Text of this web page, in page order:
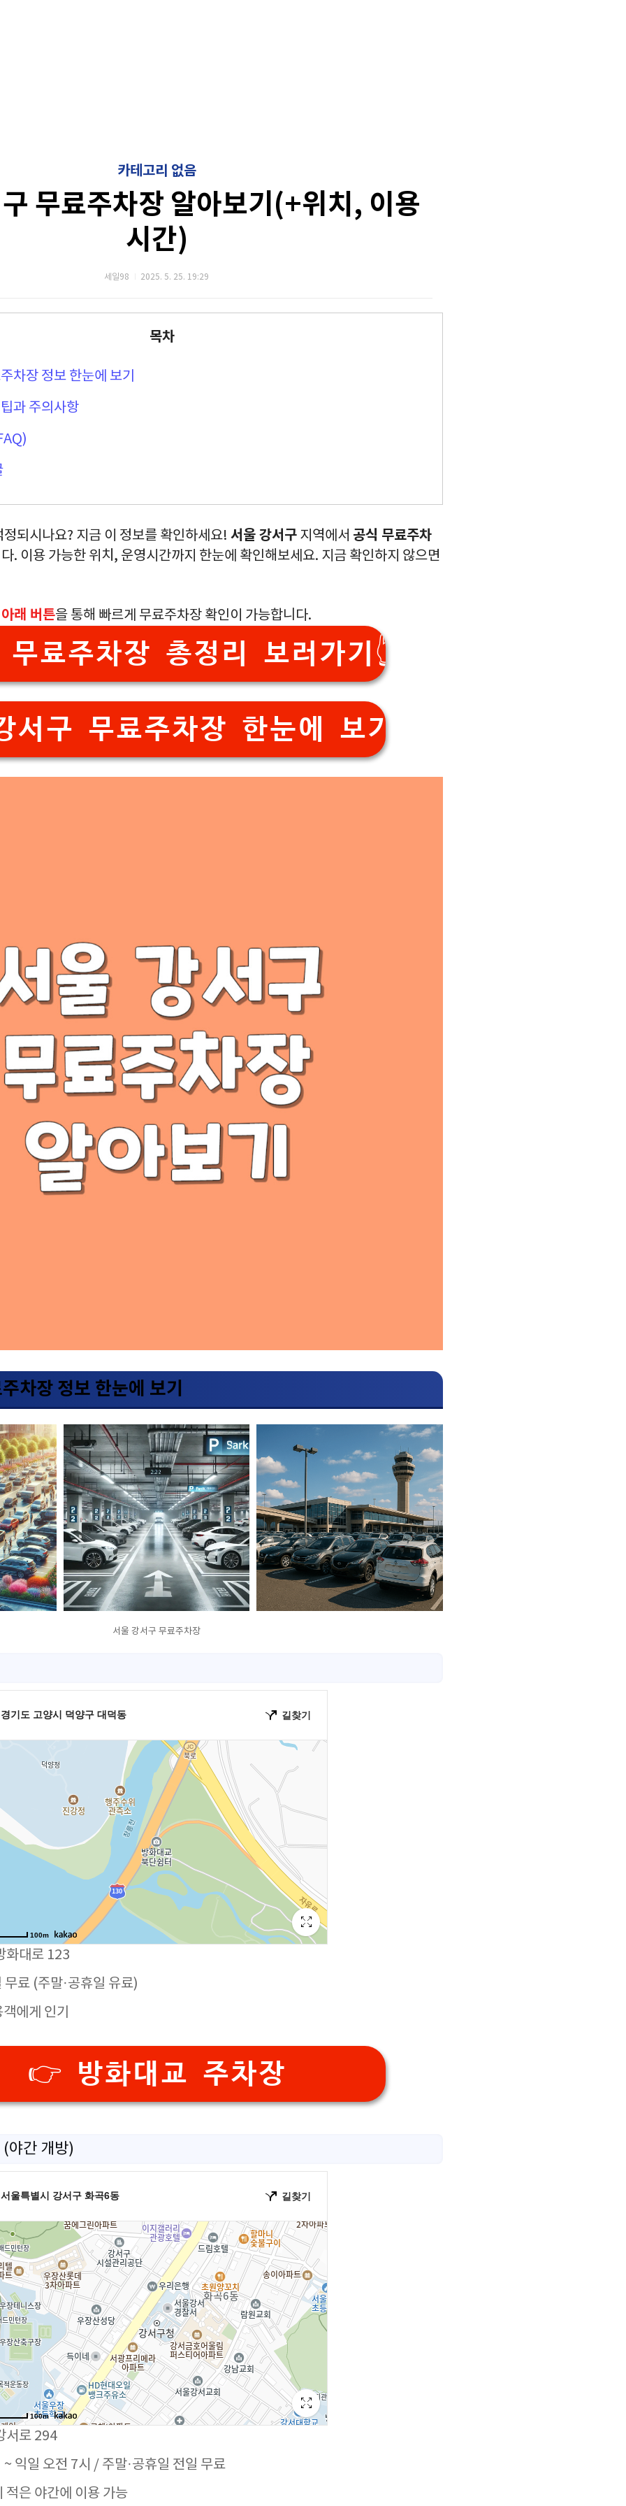
카테고리 없음
무료주차장 알아보기(+위치, 이용
시간)
세일98 2025. 5. 25. 19:29
목차
차장 정보 한눈에 보기
과 주의사항
되시나요? 지금 이 정보를 확인하세요! 서울 강서구 지역에서 공식 무료주차
. 이용 가능한 위치, 운영시간까지 한눈에 확인해보세요. 지금 확인하지 않으면
아래 버튼을 통해 빠르게 무료주차장 확인이 가능합니다.
료주차장 총정리 보러가기👆️
서구 무료주차장 한눈에 보기
차장 정보 한눈에 보기
서울 강서구 무료주차장
화대로 123
료 (주말·공휴일 유료)
에게 인기
👉 방화대교 주차장
야간 개방)
서로 294
익일 오전 7시 / 주말·공휴일 전일 무료
적은 야간에 이용 가능